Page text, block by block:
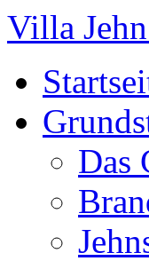
Villa
Das